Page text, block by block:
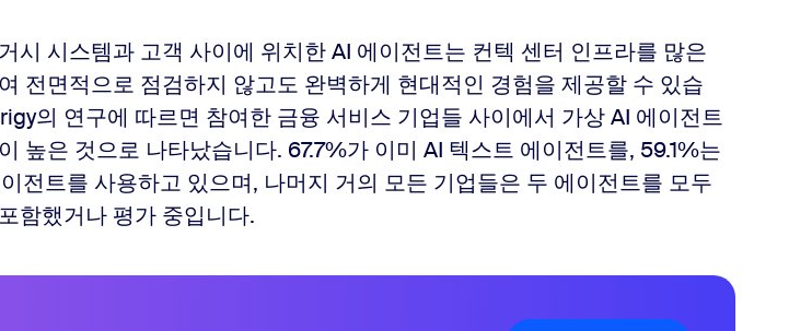
시 시스템과 고객 사이에 위치한 AI 에이전트는 컨텍 센터 인프라를 많은
전면적으로 점검하지 않고도 완벽하게 현대적인 경험을 제공할 수 있습
의 연구에 따르면 참여한 금융 서비스 기업들 사이에서 가상 AI 에이전트
높은 것으로 나타났습니다. 67.7%가 이미 AI 텍스트 에이전트를, 59.1%는
전트를 사용하고 있으며, 나머지 거의 모든 기업들은 두 에이전트를 모두
함했거나 평가 중입니다.